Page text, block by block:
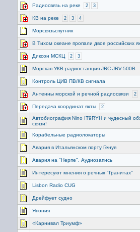
Радиосвязь на реке 2 3
КВ на реке 2 3 4
Морсвязьспутник
В Тихом океане пропали двое российских
Диксон МСКЦ 2 3
Морская УКВ-радиостанция JRC JRV-500B
Контроль ЦИВ ПВ/КВ сигнала
Антенны морской и речной радиосвязи 2
Передача координат яхты 2
Автобиография Nino IT9RYH и чудесный
связи!
Корабельные радиолокаторы
Авария в Итальянском порту Генуя
Авария на "Нерпе". Аудиозапись
Интересуют мнения о речных "Гранитах"
Lisbon Radio CUG
Дрейфует судно
Япония
«Карнивал Триумф»